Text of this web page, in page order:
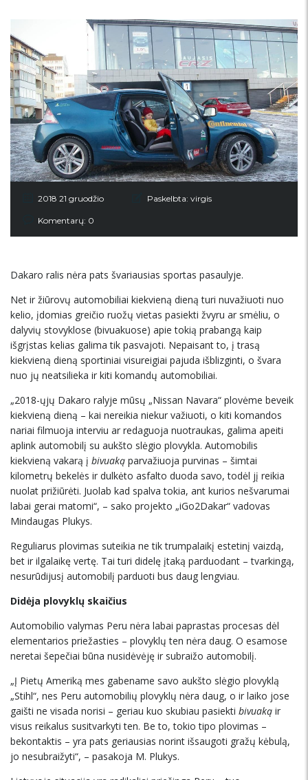
2018 21 gruodžio Paskelbta: virgis
Komentarų: 0
Dakaro ralis nėra pats švariausias sportas pasaulyje.
Net ir žiūrovų automobiliai kiekvieną dieną turi nuvažiuoti nuo
kelio, įdomias greičio ruožų vietas pasiekti žvyru ar smėliu, o
dalyvių stovyklose (bivuakuose) apie tokią prabangą kaip
išgrįstas kelias galima tik pasvajoti. Nepaisant to, į trasą
kiekvieną dieną sportiniai visureigiai pajuda išblizginti, o švara
nuo jų neatsilieka ir kiti komandų automobiliai.
„2018-ųjų Dakaro ralyje mūsų „Nissan Navara“ plovėme beveik
kiekvieną dieną – kai nereikia niekur važiuoti, o kiti komandos
nariai filmuoja interviu ar redaguoja nuotraukas, galima apeiti
aplink automobilį su aukšto slėgio plovykla. Automobilis
kiekvieną vakarą į bivuaką parvažiuoja purvinas – šimtai
kilometrų bekelės ir dulkėto asfalto duoda savo, todėl jį reikia
nuolat prižiūrėti. Juolab kad spalva tokia, ant kurios nešvarumai
labai gerai matomi“, – sako projekto „iGo2Dakar“ vadovas
Mindaugas Plukys.
Reguliarus plovimas suteikia ne tik trumpalaikį estetinį vaizdą,
bet ir ilgalaikę vertę. Tai turi didelę įtaką parduodant – tvarkingą,
nesurūdijusį automobilį parduoti bus daug lengviau.
Didėja plovyklų skaičius
Automobilio valymas Peru nėra labai paprastas procesas dėl
elementarios priežasties – plovyklų ten nėra daug. O esamose
neretai šepečiai būna nusidėvėję ir subraižo automobilį.
„Į Pietų Ameriką mes gabename savo aukšto slėgio plovyklą
„Stihl“, nes Peru automobilių plovyklų nėra daug, o ir laiko jose
gaišti ne visada norisi – geriau kuo skubiau pasiekti bivuaką ir
visus reikalus susitvarkyti ten. Be to, tokio tipo plovimas –
bekontaktis – yra pats geriausias norint išsaugoti gražų kėbulą,
jo nesubraižyti“, – pasakoja M. Plukys.